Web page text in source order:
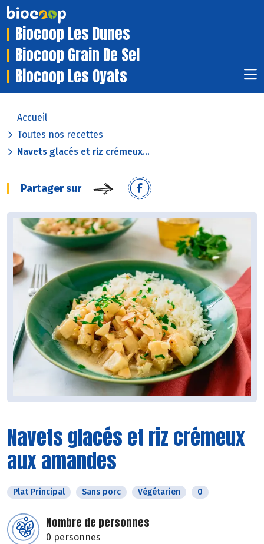
Biocoop Les Dunes
Biocoop Grain De Sel
Biocoop Les Oyats
Accueil
Toutes nos recettes
Navets glacés et riz crémeux...
Partager sur
Navets glacés et riz crémeux
aux amandes
Plat Principal Sans porc Végétarien 0
Nombre de personnes
0 personnes